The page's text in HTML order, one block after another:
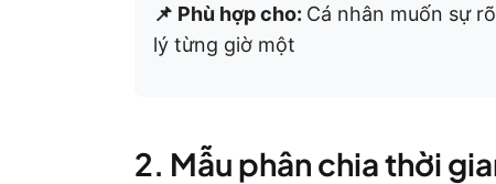
📌 Phù hợp cho: Cá nhân muốn sự
lý từng giờ một
2. Mẫu phân chia thời